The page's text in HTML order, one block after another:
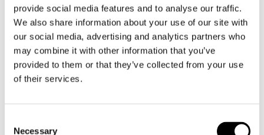
provide social media features and to analyse our traffic.
We also share information about your use of our site with
our social media, advertising and analytics partners who
may combine it with other information that you’ve
provided to them or that they’ve collected from your use
of their services.
Necessary
Productos
Touch Pufs
Productos
Mood Mesas de centro
Linear Alfombras de exterior